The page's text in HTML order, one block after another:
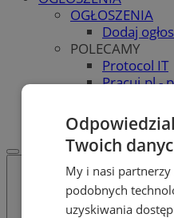
OGŁOSZENIA
Dodaj
POLECAMY
Protocol IT
Pracuj.pl -
WSPÓŁPRACA
Twoich
My i nasi
podobnych
uzyskiwania